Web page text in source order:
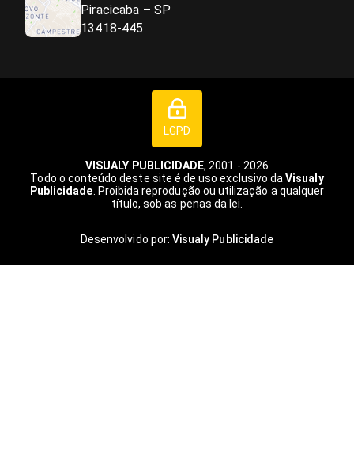
Piracicaba – SP
13418-445
LGPD
VISUALY PUBLICIDADE, 2001 - 2026
Todo o conteúdo deste site é de uso exclusivo daVisualy
Publicidade. Proibida reprodução ou utilização a qualquer
título, sob as penas da lei.
Desenvolvido por: Visualy Publicidade